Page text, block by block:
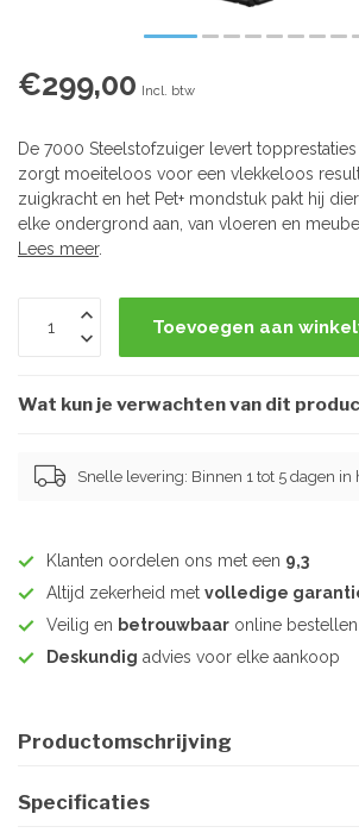
€299,00 Incl. btw
De 7000 Steelstofzuiger levert
zorgt moeiteloos voor een vlekkeloos
zuigkracht en het Pet+ mondstuk pakt hij
elke ondergrond aan, van vloeren en
Lees meer.
Toevoegen aan
Wat kun je verwachten van dit
Snelle levering: Binnen 1 tot 5 dagen in
Klanten oordelen ons met een 9,3
Altijd zekerheid met volledige
Veilig en betrouwbaar online bestellen
Deskundig advies voor elke aankoop
Productomschrijving
Specificaties